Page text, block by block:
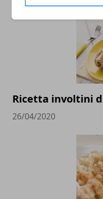
Ricetta involtini
26/04/2020